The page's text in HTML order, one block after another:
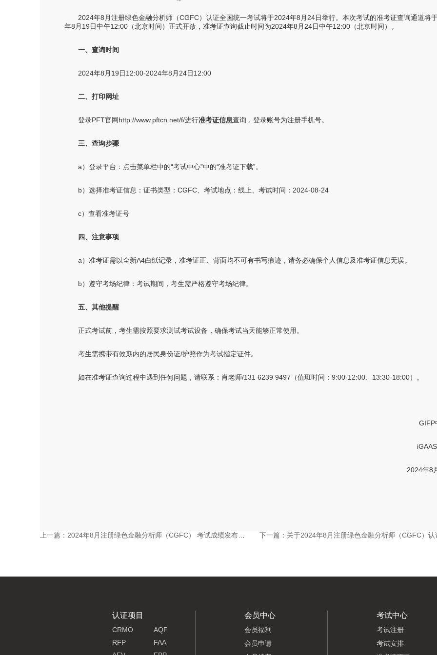
2024年8月注册绿色金融分析师（CGFC）认证全国统一考试将于2024年8月24日举行。本次考试的准考证查询通道将
年8月19日中午12:00（北京时间）正式开放，准考证查询截止时间为2024年8月24日中午12:00（北京时间）。
一、查询时间
2024年8月19日12:00-2024年8月24日12:00
二、打印网址
登录PFT官网http://www.pftcn.net/f/进行准考证信息查询，登录账号为注册手机号。
三、查询步骤
a）登录平台：点击菜单栏中的“考试中心”中的“准考证下载”。
b）选择准考证信息：证书类型：CGFC、考试地点：线上、考试时间：2024-08-24
c）查看准考证号
四、注意事项
a）准考证需以全新A4白纸记录，准考证正、背面均不可有书写痕迹，请务必确保个人信息及准考证信息无误。
b）遵守考场纪律：考试期间，考生需严格遵守考场纪律。
五、其他提醒
正式考试前，考生需按照要求测试考试设备，确保考试当天能够正常使用。
考生需携带有效期内的居民身份证/护照作为考试指定证件。
如在准考证查询过程中遇到任何问题，请联系：肖老师/131 6239 9497（值班时间：9:00-12:00、13:30-18:00）。
2024年8
上一篇： 2024年8月注册绿色金融分析师（CGFC） 考试成绩发布及证书申请通知 下一篇： 关于2024年8月注册绿色金融分析师（CGFC）认证全国统一考
认证项目
CRMO
AQF
RFP
FAA
会员中心
会员福利
会员申请
考试中心
考试注册
考试安排